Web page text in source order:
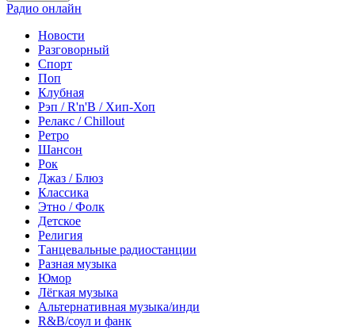
Радио онлайн
Новости
Разговорный
Спорт
Поп
Клубная
Рэп / R'n'B / Хип-Хоп
Релакс / Chillout
Ретро
Шансон
Рок
Джаз / Блюз
Классика
Этно / Фолк
Детское
Религия
Танцевальные радиостанции
Разная музыка
Юмор
Лёгкая музыка
Альтернативная музыка/инди
R&B/cоул и фанк